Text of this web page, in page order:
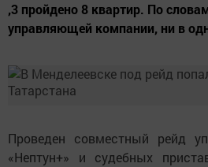
,3 пройдено 8 квартир. По
управляющей компании, ни в
Проведен совместный рейд
«Нептун+» и судебных